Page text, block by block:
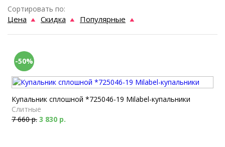
Сортировать по:
Цена Скидка Популярные
-50%
Купальник сплошной *725046-19 Milabel-купальники
Слитные
7 660 р. 3 830 р.